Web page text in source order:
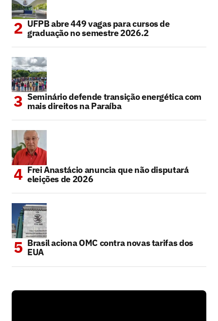
UFPB abre 449 vagas para cursos de
graduação no semestre 2026.2
Seminário defende transição energética com
mais direitos na Paraíba
Frei Anastácio anuncia que não disputará
eleições de 2026
Brasil aciona OMC contra novas tarifas dos
EUA